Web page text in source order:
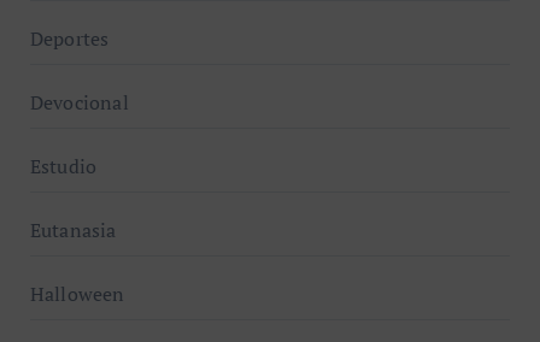
Deportes
Devocional
Estudio
Eutanasia
Halloween